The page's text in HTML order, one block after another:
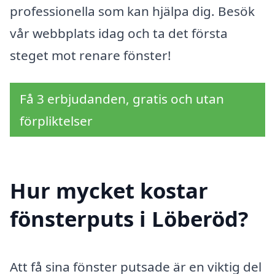
professionella som kan hjälpa dig. Besök
vår webbplats idag och ta det första
steget mot renare fönster!
Få 3 erbjudanden, gratis och utan
förpliktelser
Hur mycket kostar
fönsterputs i Löberöd?
Att få sina fönster putsade är en viktig del